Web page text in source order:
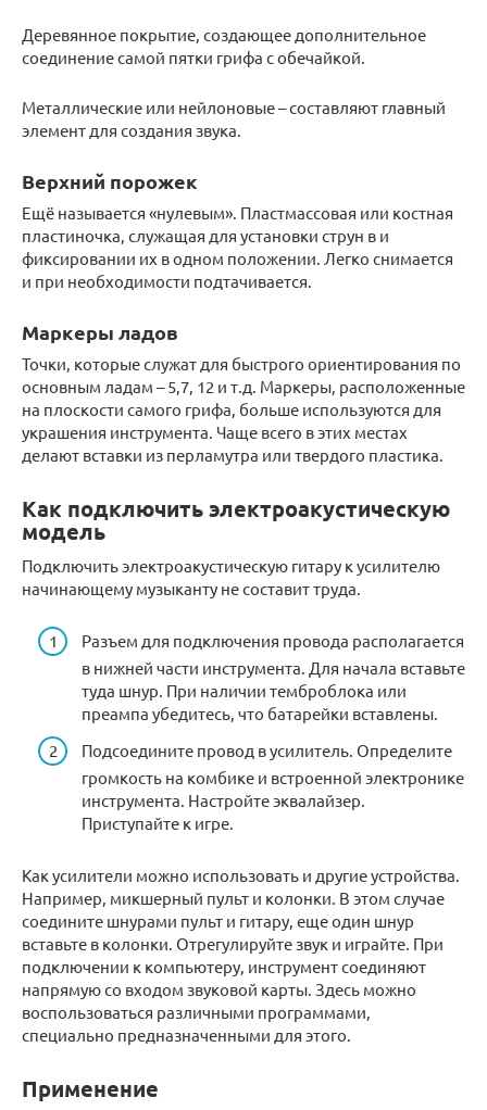
Деревянное покрытие, создающее дополнительное
соединение самой пятки грифа с обечайкой.
Металлические или нейлоновые – составляют главный
элемент для создания звука.
Верхний порожек
Ещё называется «нулевым». Пластмассовая или костная
пластиночка, служащая для установки струн в и
фиксировании их в одном положении. Легко снимается
и при необходимости подтачивается.
Маркеры ладов
Точки, которые служат для быстрого ориентирования по
основным ладам – 5,7, 12 и т.д. Маркеры, расположенные
на плоскости самого грифа, больше используются для
украшения инструмента. Чаще всего в этих местах
делают вставки из перламутра или твердого пластика.
Как подключить электроакустическую
модель
Подключить электроакустическую гитару к усилителю
начинающему музыканту не составит труда.
Разъем для подключения провода располагается
в нижней части инструмента. Для начала вставьте
туда шнур. При наличии темброблока или
преампа убедитесь, что батарейки вставлены.
Подсоедините провод в усилитель. Определите
громкость на комбике и встроенной электронике
инструмента. Настройте эквалайзер.
Приступайте к игре.
Как усилители можно использовать и другие устройства.
Например, микшерный пульт и колонки. В этом случае
соедините шнурами пульт и гитару, еще один шнур
вставьте в колонки. Отрегулируйте звук и играйте. При
подключении к компьютеру, инструмент соединяют
напрямую со входом звуковой карты. Здесь можно
воспользоваться различными программами,
специально предназначенными для этого.
Применение